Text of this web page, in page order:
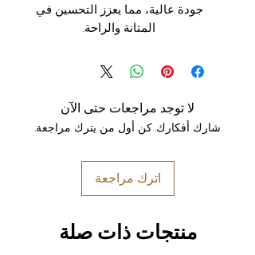
جودة عالية، مما يعزز التحسين في
المتانة والراحة.
لا توجد مراجعات حتى الآن
شارك أفكارك. كن أول من يترك مراجعة.
اترك مراجعة
منتجات ذات صلة